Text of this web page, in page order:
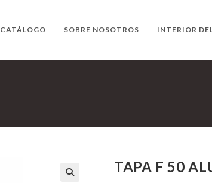
CATÁLOGO SOBRE NOSOTROS INTERIOR
TAPA F 50